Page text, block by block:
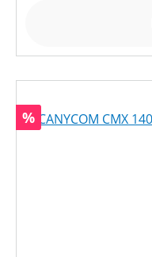
Rabatt
%